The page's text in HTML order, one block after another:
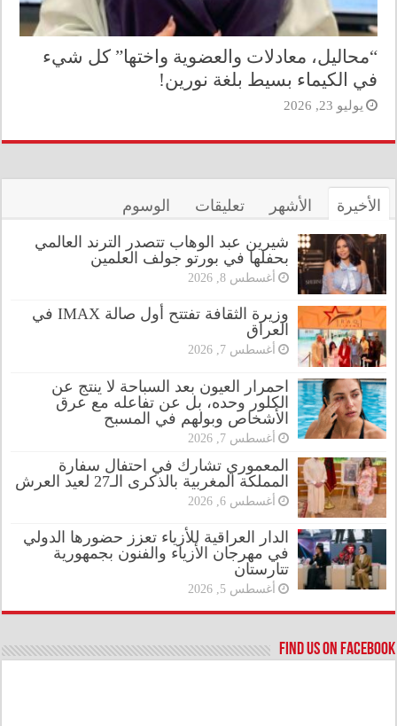
“محاليل، معادلات والعضوية واختها” كل شيء
في الكيماء بسيط بلغة نورين!
يوليو 23, 2026
الأخيرة الأشهر تعليقات الوسوم
شيرين عبد الوهاب تتصدر الترند العالمي
بحفلها في بورتو جولف العلمين
أغسطس 8, 2026
وزيرة الثقافة تفتتح أول صالة IMAX في
العراق
أغسطس 7, 2026
احمرار العيون بعد السباحة لا ينتج عن
الكلور وحده، بل عن تفاعله مع عرق
الأشخاص وبولهم في المسبح
أغسطس 7, 2026
المعموري تشارك في احتفال سفارة
المملكة المغربية بالذكرى الـ27 لعيد العرش
أغسطس 6, 2026
الدار العراقية للأزياء تعزز حضورها الدولي
في مهرجان الأزياء والفنون بجمهورية
تتارستان
أغسطس 5, 2026
Find us on Facebook